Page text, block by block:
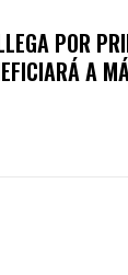
POR
A